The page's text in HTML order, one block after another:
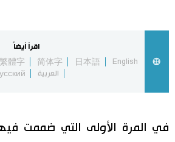
اقرأ أيضاً
English
日本語
简体字
繁體字
العربية
في المرة الأولى التي ضممت